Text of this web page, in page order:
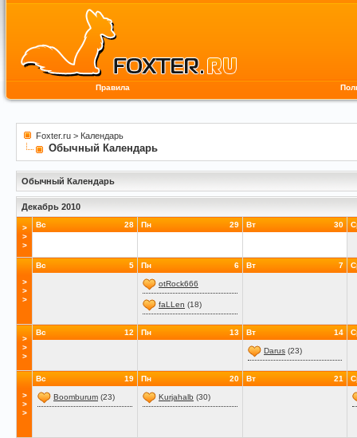
Правила
Foxter.ru > Календарь
Обычный Календарь
Обычный Календарь
Декабрь 2010
>
>
>
28
Вс 29
Пн 30
Вт
>
>
>
5
Вс 6
Пн
otRock666
faLLen (18)
7
Вт
>
>
>
12
Вс 13
Пн 14
Вт
Darus (23)
>
>
>
19
Вс
Boomburum (23)
20
Пн
Kurjahalb (30)
21
Вт